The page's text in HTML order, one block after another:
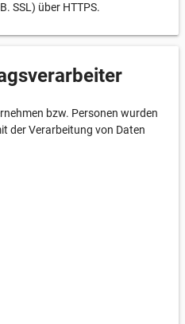
SSL) über HTTPS.
bzw. Personen wurden
der Verarbeitung von Daten